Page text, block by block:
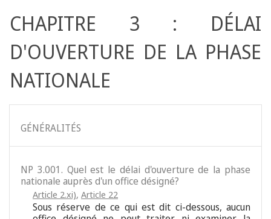
CHAPITRE 3 : DÉLAI
D'OUVERTURE DE LA PHASE
NATIONALE
GÉNÉRALITÉS
NP 3.001. Quel est le délai d'ouverture de la phase
nationale auprès d'un office désigné?
Article 2.xi), Article 22
Sous réserve de ce qui est dit ci-dessous, aucun